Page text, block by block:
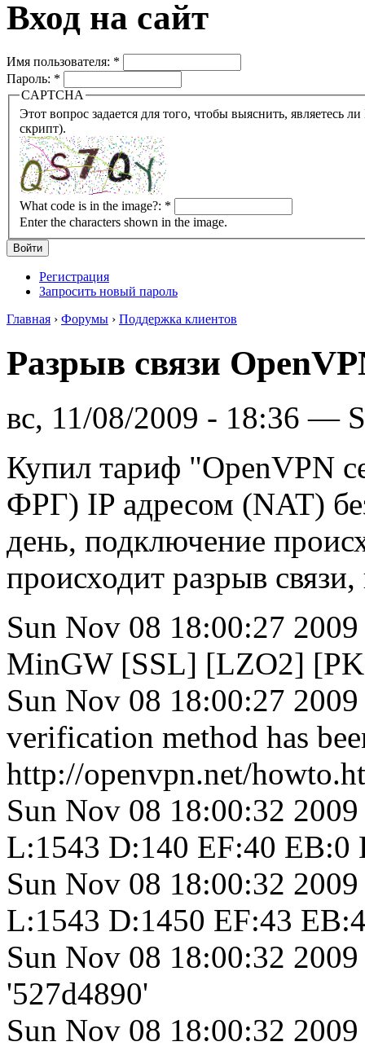
Вход на сайт
Имя пользователя: *
Пароль: *
CAPTCHA
Этот вопрос задается для того, чтобы выяснить, являетесь ли Вы человеком или представляете из себя робота
скрипт).
What code is in the image?: *
Enter the characters shown in the image.
Регистрация
Запросить новый пароль
Главная › Форумы › Поддержка клиентов
Разрыв связи
вс, 11/08/2009 - 18:36 —
Купил тариф "OpenVPN
ФРГ) IP адресом (NAT)
день, подключение
происходит разрыв связи,
Sun Nov 08 18:00:27
MinGW [SSL] [LZO2]
Sun Nov 08 18:00:27
verification method has
http://openvpn.net/
Sun Nov 08 18:00:32
L:1543 D:140 EF:40 EB:0
Sun Nov 08 18:00:32
L:1543 D:1450 EF:43
Sun Nov 08 18:00:32
'527d4890'
Sun Nov 08 18:00:32